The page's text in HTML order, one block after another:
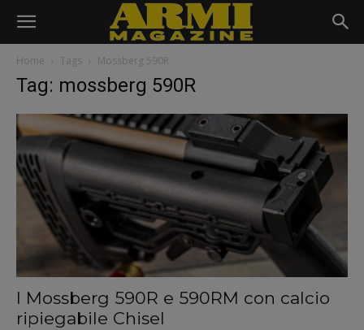
Home Tags Mossberg 590R
Tag: mossberg 590R
I Mossberg 590R e 590RM con calcio
ripiegabile Chisel